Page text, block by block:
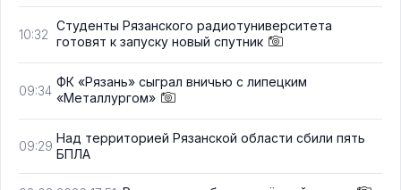
10:32
Студенты Рязанского радиотуниверситета
готовят к запуску новый спутник
09:34
ФК «Рязань» сыграл вничью с липецким
«Металлургом»
09:29
Над территорией Рязанской области сбили пять
БПЛА